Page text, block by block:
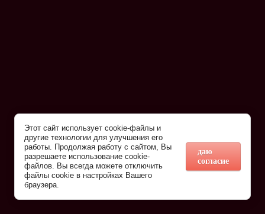
Этот сайт использует cookie-файлы и
другие технологии для улучшения его
работы. Продолжая работу с сайтом, Вы
разрешаете использование cookie-
файлов. Вы всегда можете отключить
файлы cookie в настройках Вашего
браузера.
даю
согласие